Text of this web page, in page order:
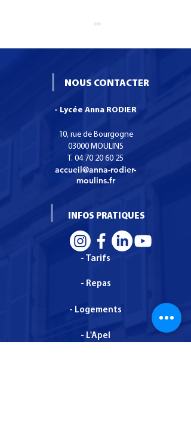
Certificat de
Spécialisation Services
Numériques aux
organisations.
NOUS CONTACTER
- Lycée Anna RODIER
10, rue de Bourgogne
03000 MOULINS
T. 04 70 20 60 25
accueil@anna-rodier-
moulins.fr
INFOS PRATIQUES
- Tarifs
- Repas
- Logements
- L'Apel